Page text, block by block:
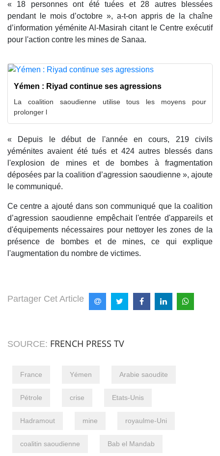
« 18 personnes ont été tuées et 28 autres blessées
pendant le mois d’octobre », a-t-on appris de la chaîne
d’information yéménite Al-Masirah citant le Centre exécutif
pour l'action contre les mines de Sanaa.
Yémen : Riyad continue ses agressions
La coalition saoudienne utilise tous les moyens pour
prolonger l
« Depuis le début de l'année en cours, 219 civils
yéménites avaient été tués et 424 autres blessés dans
l'explosion de mines et de bombes à fragmentation
déposées par la coalition d’agression saoudienne », ajoute
le communiqué.
Ce centre a ajouté dans son communiqué que la coalition
d’agression saoudienne empêchait l'entrée d'appareils et
d'équipements nécessaires pour nettoyer les zones de la
présence de bombes et de mines, ce qui explique
l'augmentation du nombre de victimes.
Partager Cet Article
SOURCE: FRENCH PRESS TV
France Yémen Arabie saoudite
Pétrole crise Etats-Unis
Hadramout mine royaulme-Uni
coalitin saoudienne Bab el Mandab